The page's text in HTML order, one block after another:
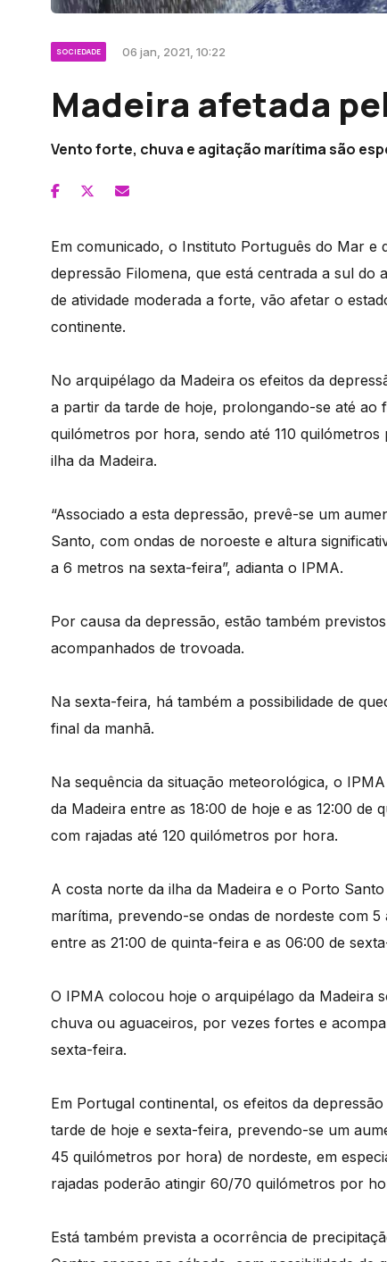
SOCIEDADE 06 jan, 2021, 10:22
Madeira afetada
Vento forte, chuva e agitação marítima são
Em comunicado, o Instituto Português do Mar
depressão Filomena, que está centrada a sul
de atividade moderada a forte, vão afetar o
continente.
No arquipélago da Madeira os efeitos da
a partir da tarde de hoje, prolongando-se até ao
quilómetros por hora, sendo até 110
ilha da Madeira.
“Associado a esta depressão, prevê-se um
Santo, com ondas de noroeste e altura
a 6 metros na sexta-feira”, adianta o IPMA.
Por causa da depressão, estão também
acompanhados de trovoada.
Na sexta-feira, há também a possibilidade de
final da manhã.
Na sequência da situação meteorológica, o
da Madeira entre as 18:00 de hoje e as 12:00
com rajadas até 120 quilómetros por hora.
A costa norte da ilha da Madeira e o Porto
marítima, prevendo-se ondas de nordeste com
entre as 21:00 de quinta-feira e as 06:00 de
O IPMA colocou hoje o arquipélago da Madeira
chuva ou aguaceiros, por vezes fortes e
sexta-feira.
Em Portugal continental, os efeitos da
tarde de hoje e sexta-feira, prevendo-se um
45 quilómetros por hora) de nordeste, em
rajadas poderão atingir 60/70 quilómetros por
Está também prevista a ocorrência de